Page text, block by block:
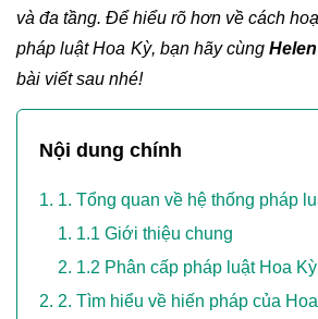
và đa tầng. Để hiểu rõ hơn về cách
pháp luật Hoa Kỳ, bạn hãy cùng
bài viết sau nhé!
Nội dung chính
1. Tổng quan về hệ thống pháp
1.1 Giới thiệu chung
1.2 Phân cấp pháp luật Hoa Kỳ
2. Tìm hiểu về hiến pháp của